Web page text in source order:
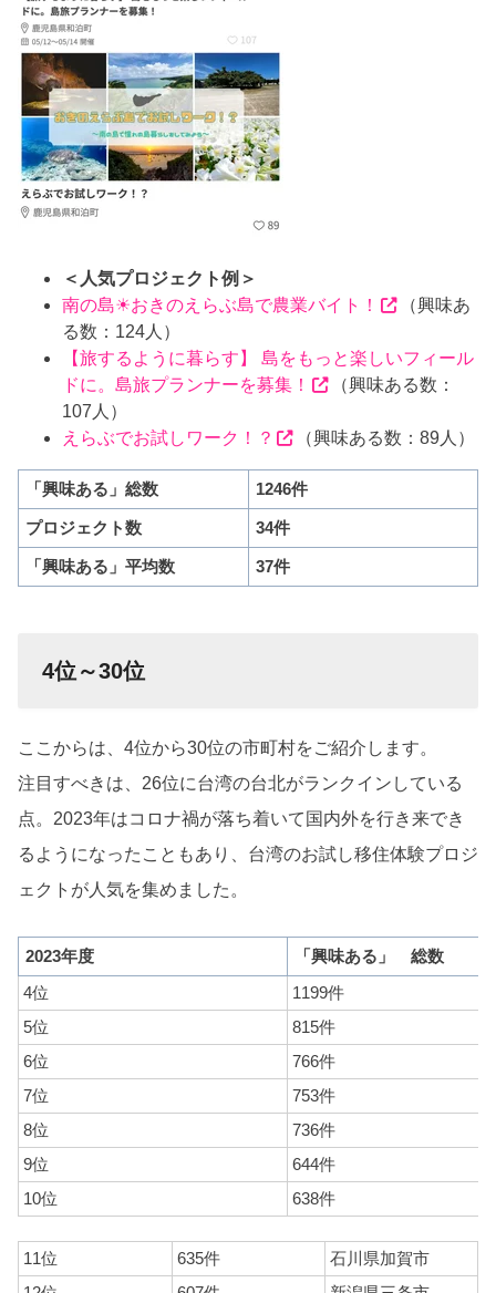
＜人気プロジェクト例＞
南の島☀おきのえらぶ島で農業バイト！
（興味あ
る数：124人）
【旅するように暮らす】 島をもっと楽しいフィール
ドに。島旅プランナーを募集！
（興味ある数：
107人）
えらぶでお試しワーク！？
（興味ある数：89人）
「興味ある」総数 1246件
プロジェクト数 34件
「興味ある」平均数 37件
4位～30位
ここからは、4位から30位の市町村をご紹介します。
注目すべきは、26位に台湾の台北がランクインしている
点。2023年はコロナ禍が落ち着いて国内外を行き来でき
るようになったこともあり、台湾のお試し移住体験プロジ
ェクトが人気を集めました。
2023年度 「興味ある」 総数
4位
1199件
5位
815件
6位
766件
7位
753件
8位
736件
9位
644件
10位
638件
11位 635件
石川県加賀市